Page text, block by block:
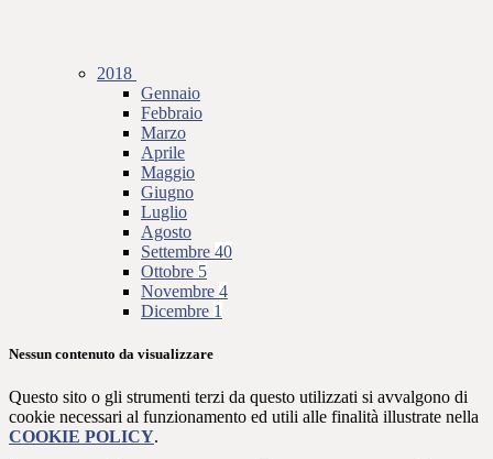
2018
Gennaio
Febbraio
Marzo
Aprile
Maggio
Giugno
Luglio
Agosto
Settembre 40
Ottobre 5
Novembre 4
Dicembre 1
Nessun contenuto da visualizzare
Questo sito o gli strumenti terzi da questo utilizzati si avvalgono di
cookie necessari al funzionamento ed utili alle finalità illustrate nella
COOKIE POLICY.